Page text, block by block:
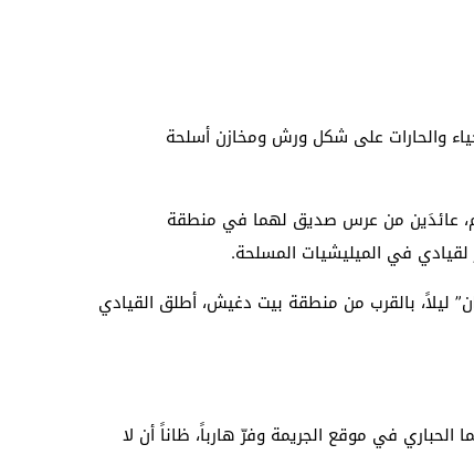
والحارات على شكل ورش ومخازن أسلحة
عائدَين من عرس صديق لهما في منطقة
لقيادي في الميليشيات المسلحة.
ليلاً، بالقرب من منطقة بيت دغيش، أطلق القيادي
في موقع الجريمة وفرّ هارباً، ظاناً أن لا